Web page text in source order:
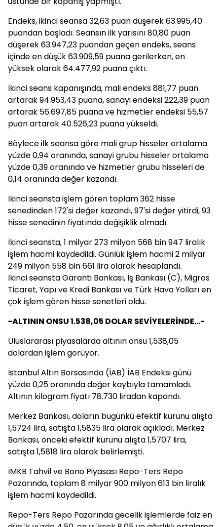
Endeks, ikinci seansa 32,63 puan düşerek 63.995,40
puandan başladı. Seansın ilk yarısını 80,80 puan
düşerek 63.947,23 puandan geçen endeks, seans
içinde en düşük 63.909,59 puana gerilerken, en
yüksek olarak 64.477,92 puana çıktı.
İkinci seans kapanışında, mali endeks 881,77 puan
artarak 94.953,43 puana, sanayi endeksi 222,39 puan
artarak 56.697,85 puana ve hizmetler endeksi 55,57
puan artarak 40.526,23 puana yükseldi.
Böylece ilk seansa göre mali grup hisseler ortalama
yüzde 0,94 oranında, sanayi grubu hisseler ortalama
yüzde 0,39 oranında ve hizmetler grubu hisseleri de
0,14 oranında değer kazandı.
İkinci seansta işlem gören toplam 362 hisse
senedinden 172'si değer kazandı, 97'si değer yitirdi, 93
hisse senedinin fiyatında değişiklik olmadı.
İkinci seansta, 1 milyar 273 milyon 568 bin 947 liralık
işlem hacmi kaydedildi. Günlük işlem hacmi 2 milyar
249 milyon 558 bin 661 lira olarak hesaplandı.
İkinci seansta Garanti Bankası, İş Bankası (C), Migros
Ticaret, Yapı ve Kredi Bankası ve Türk Hava Yolları en
çok işlem gören hisse senetleri oldu.
-ALTININ ONSU 1.538,05 DOLAR SEVİYELERİNDE...-
Uluslararası piyasalarda altının onsu 1,538,05
dolardan işlem görüyor.
İstanbul Altın Borsasında (İAB) İAB Endeksi günü
yüzde 0,25 oranında değer kaybıyla tamamladı.
Altının kilogram fiyatı 78.730 liradan kapandı.
Merkez Bankası, doların bugünkü efektif kurunu alışta
1,5724 lira, satışta 1,5835 lira olarak açıkladı. Merkez
Bankası, önceki efektif kurunu alışta 1,5707 lira,
satışta 1,5818 lira olarak belirlemişti.
İMKB Tahvil ve Bono Piyasası Repo-Ters Repo
Pazarında, toplam 8 milyar 900 milyon 613 bin liralık
işlem hacmi kaydedildi.
Repo-Ters Repo Pazarında gecelik işlemlerde faiz en